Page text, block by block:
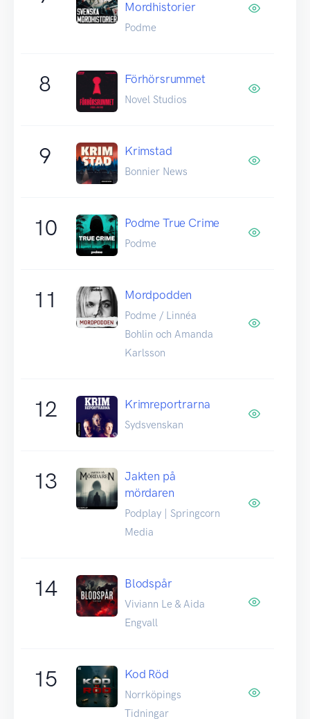
Mordhistorier
Podme
8 Förhörsrummet
Novel Studios
9 Krimstad
Bonnier News
10 Podme True Crime
Podme
11 Mordpodden
Podme / Linnéa
Bohlin och Amanda
Karlsson
12 Krimreportrarna
Sydsvenskan
13
Jakten på
mördaren
Podplay | Springcorn
Media
14 Blodspår
Viviann Le & Aida
Engvall
15 Kod Röd
Norrköpings
Tidningar